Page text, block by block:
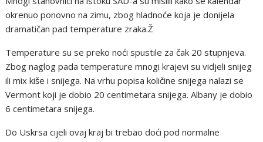
okrenuo ponovno na zimu, zbog hladnoće koja je donijela
dramatičan pad temperature zraka.Ž
Temperature su se preko noći spustile za čak 20 stupnjeva.
Zbog naglog pada temperature mnogi krajevi su vidjeli snijeg
ili mix kiše i snijega. Na vrhu popisa količine snijega nalazi se
Vermont koji je dobio 20 centimetara snijega. Albany je dobio
6 centimetara snijega.
Do Uskrsa cijeli ovaj kraj bi trebao doći pod normalne